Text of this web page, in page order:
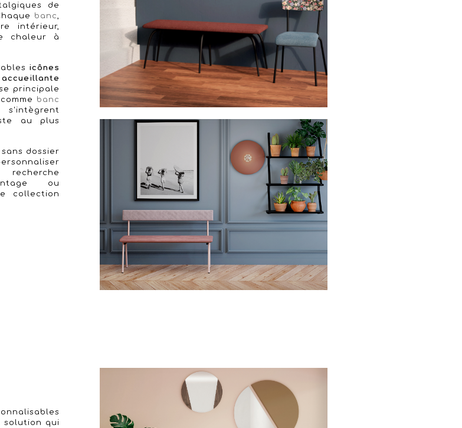
de
banc,
intérieur,
chaleur à
icônes
accueillante
principale
banc
s'intègrent
au plus
dossier
ou
collection
solution qui